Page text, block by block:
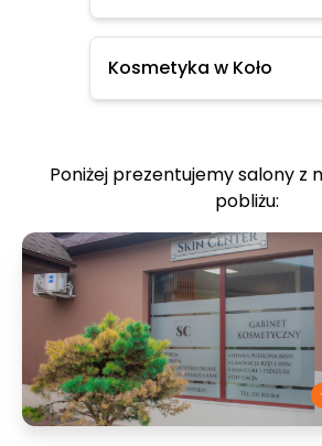
Kosmetyka w Koło
Poniżej prezentujemy salony z
pobliżu: